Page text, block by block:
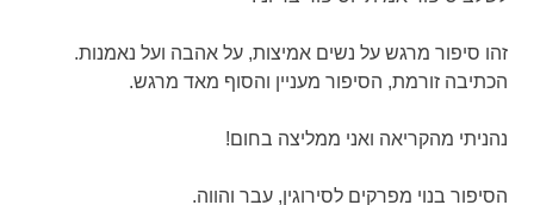
זהו סיפור מרגש על נשים אמיצות, על אהבה ועל נאמנות.
הכתיבה זורמת, הסיפור מעניין והסוף מאד מרגש.
נהניתי מהקריאה ואני ממליצה בחום!
הסיפור בנוי מפרקים לסירוגין, עבר והווה.